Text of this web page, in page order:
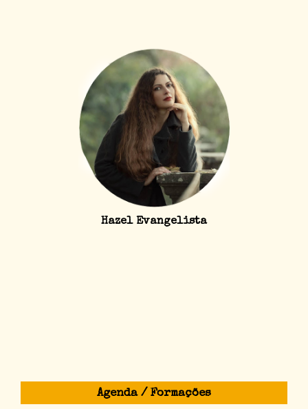
Hazel Evangelista
Agenda / Formações